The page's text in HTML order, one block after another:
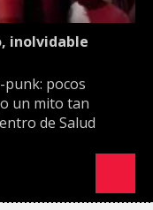
inolvidable
punk: pocos
un mito tan
de Salud